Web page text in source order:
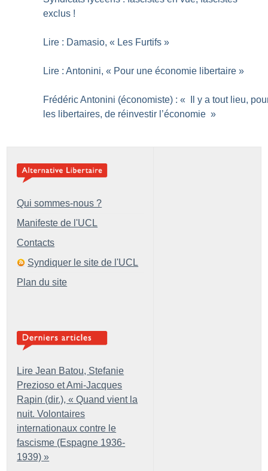
exclus !
Lire : Damasio, « Les Furtifs »
Lire : Antonini, « Pour une économie libertaire »
Frédéric Antonini (économiste) : «
Il y a tout lieu,
les libertaires, de réinvestir l’économie »
Qui sommes-nous ?
Manifeste de l'UCL
Contacts
Syndiquer le site de l'UCL
Plan du site
Lire Jean Batou, Stefanie
Prezioso et Ami-Jacques
Rapin (dir.), « Quand vient la
nuit. Volontaires
internationaux contre le
fascisme (Espagne 1936-
1939) »